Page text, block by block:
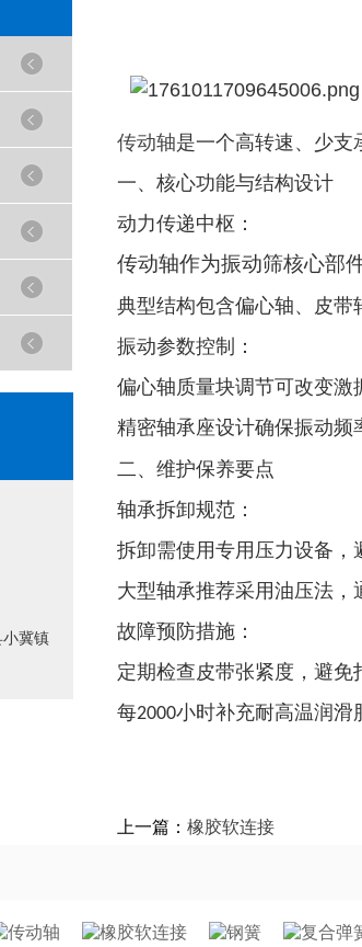
冀镇
传动轴是一个高转速、少支
一、核心功能与结构设计
‌动力传递中枢‌：
传动轴作为振动筛核心部
典型结构包含偏心轴、皮带
‌振动参数控制‌：
偏心轴质量块调节可改变激
精密轴承座设计确保振动频
二、维护保养要点
‌轴承拆卸规范‌：
拆卸需使用专用压力设备，
大型轴承推荐采用油压法，
‌故障预防措施‌：
定期检查皮带张紧度，避免
每2000小时补充耐高温润滑
上一篇： 橡胶软连接